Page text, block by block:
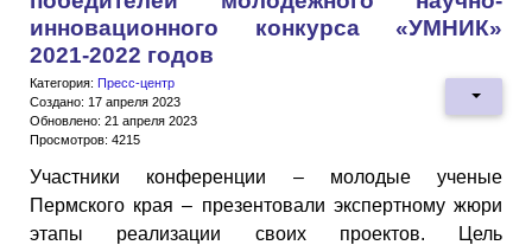
инновационного конкурса «УМНИК»
2021-2022 годов
Категория: Пресс-центр
Создано: 17 апреля 2023
Обновлено: 21 апреля 2023
Просмотров: 4215
Участники конференции – молодые ученые
Пермского края – презентовали экспертному жюри
этапы реализации своих проектов. Цель